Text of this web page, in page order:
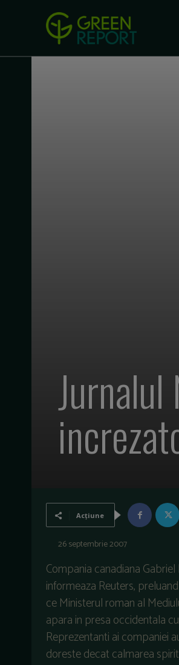
Acțiune
26 septembrie 2007
Compania canadiana
informeaza Reuters,
ce Ministerul roman al
apara in presa occidentala
Reprezentanti ai companiei
doreste decat calmarea